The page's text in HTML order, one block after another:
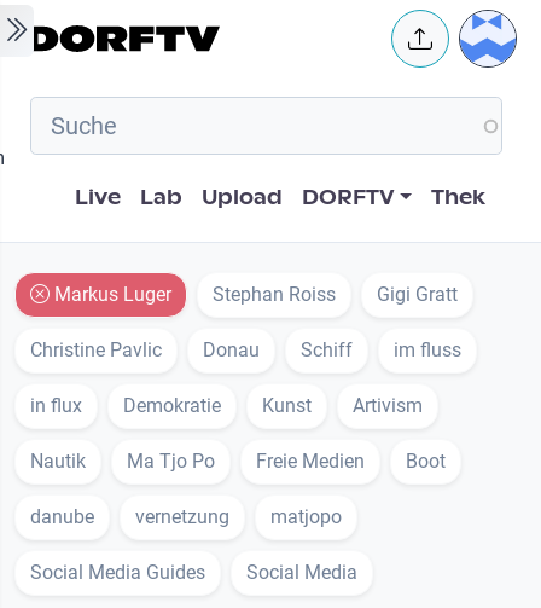
Skip to main content User
Hauptnavigation
Live Lab Upload DORFTV Thek
Markus Luger Stephan Roiss Gigi Gratt
Christine Pavlic Donau Schiff im fluss
in flux Demokratie Kunst Artivism
Nautik Ma Tjo Po Freie Medien Boot
danube vernetzung matjopo
Social Media Guides Social Media